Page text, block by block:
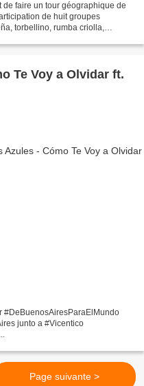
faire un tour géographique de
de huit groupes
torbellino, rumba criolla,
Te Voy a Olvidar ft.
#DeBuenosAiresParaElMundo
junto a #Vicentico
Page suivante >